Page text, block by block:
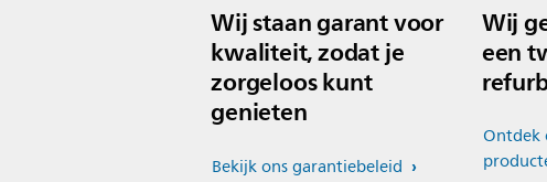
Wij staan garant voor
kwaliteit, zodat je
zorgeloos kunt
genieten
Bekijk ons garantiebeleid
Wij
een
Ontdek